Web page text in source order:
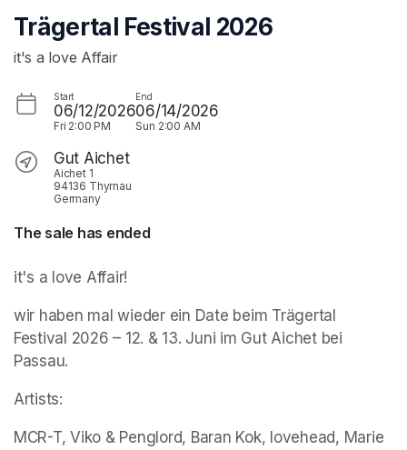
Trägertal Festival 2026
it's a love Affair
Start
06/12/2026
Fri 2:00 PM
End
06/14/2026
Sun 2:00 AM
Gut Aichet
Aichet 1
94136 Thyrnau
Germany
The sale has ended
it's a love Affair!
wir haben mal wieder ein Date beim Trägertal
Festival 2026 – 12. & 13. Juni im Gut Aichet bei
Passau.
Artists:
MCR-T, Viko & Penglord, Baran Kok, lovehead, Marie